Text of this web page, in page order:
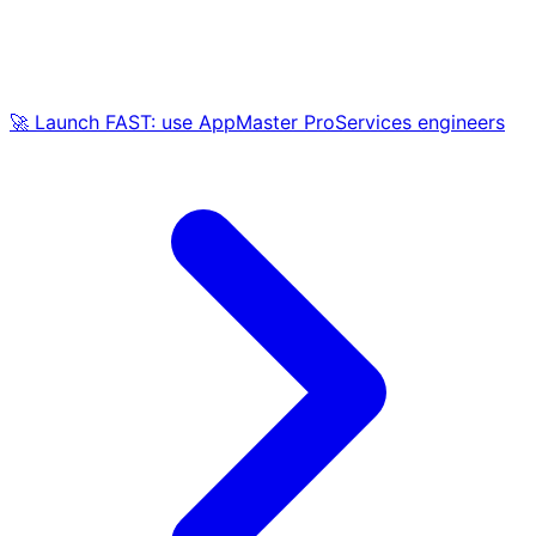
🚀 Launch FAST: use AppMaster ProServices engineers